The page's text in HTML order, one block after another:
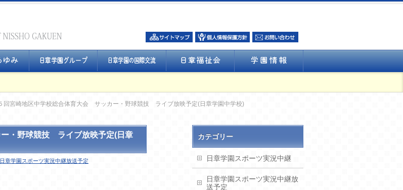
回宮崎地区中学校総合体育大会 サッカー・野球競技 ライブ放映予定(日章学園中学校)
・野球競技 ライブ放映予定(日章
日章学園スポーツ実況中継放送予定
カテゴリー
日章学園スポーツ実況中継
日章学園スポーツ実況中継放
送予定